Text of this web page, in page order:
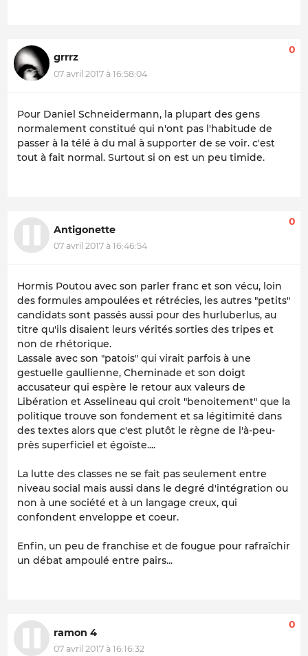
grrrz
07 avril 2017 à 16:58:04
0
Pour Daniel Schneidermann, la plupart des gens
normalement constitué qui n'ont pas l'habitude de
passer à la télé à du mal à supporter de se voir. c'est
tout à fait normal. Surtout si on est un peu timide.
Antigonette
07 avril 2017 à 16:46:54
0
Hormis Poutou avec son parler franc et son vécu, loin
des formules ampoulées et rétrécies, les autres "petits"
candidats sont passés aussi pour des hurluberlus, au
titre qu'ils disaient leurs vérités sorties des tripes et
non de rhétorique.
Lassale avec son "patois" qui virait parfois à une
gestuelle gaullienne, Cheminade et son doigt
accusateur qui espère le retour aux valeurs de
Libération et Asselineau qui croit "benoitement" que la
politique trouve son fondement et sa légitimité dans
des textes alors que c'est plutôt le règne de l'à-peu-
près superficiel et égoïste....
La lutte des classes ne se fait pas seulement entre
niveau social mais aussi dans le degré d'intégration ou
non à une société et à un langage creux, qui
confondent enveloppe et coeur.
Enfin, un peu de franchise et de fougue pour rafraîchir
un débat ampoulé entre pairs...
ramon 4
07 avril 2017 à 16:16:32
0